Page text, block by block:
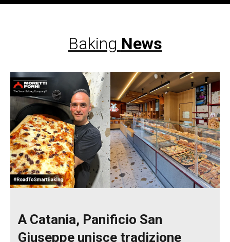
Baking News
A Catania, Panificio San
Giuseppe unisce tradizione